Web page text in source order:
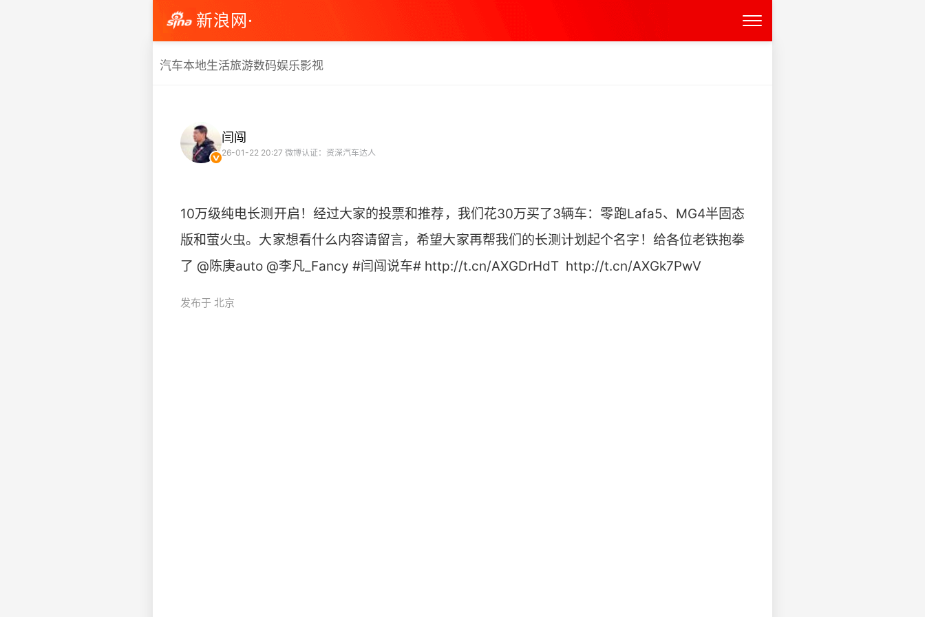
新浪网·
汽车本地生活旅游数码娱乐影视
闫闯
26-01-22 20:27 微博认证：资深汽车达人
10万级纯电长测开启！经过大家的投票和推荐，我们花30万买了3辆车：零跑Lafa5、MG4半固态
版和萤火虫。大家想看什么内容请留言，希望大家再帮我们的长测计划起个名字！给各位老铁抱拳
了 @陈庚auto @李凡_Fancy #闫闯说车# http://t.cn/AXGDrHdT ​ http://t.cn/AXGk7PwV ​
发布于 北京